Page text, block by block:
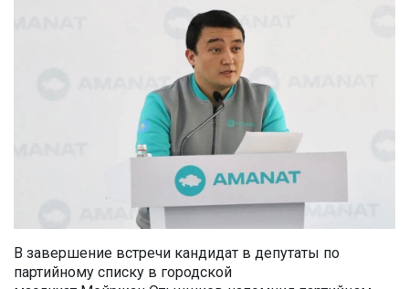
В завершение встречи кандидат в депутаты по
партийному списку в городской